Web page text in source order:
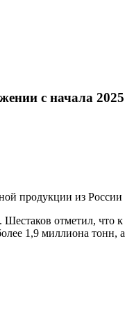
с начала 2025
продукции из
отметил, что к
1,9 миллиона тонн,